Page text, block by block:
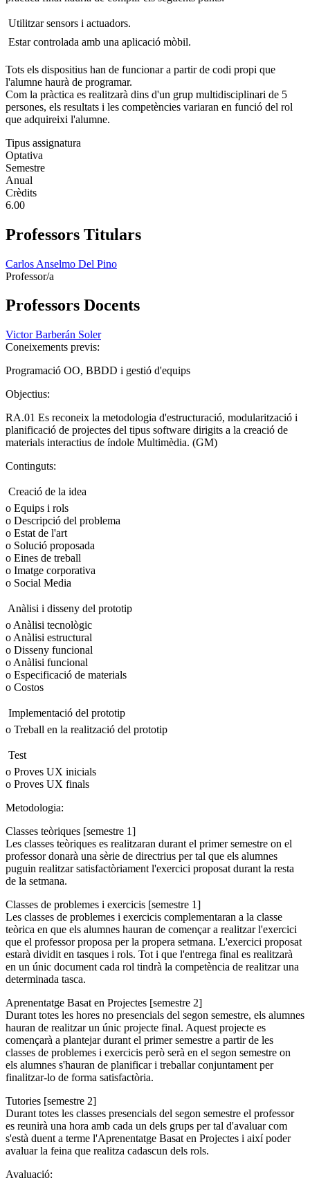
 Utilitzar sensors i actuadors.
 Estar controlada amb una aplicació mòbil.
Tots els dispositius han de funcionar a partir de codi propi que
l'alumne haurà de programar.
Com la pràctica es realitzarà dins d'un grup multidisciplinari de 5
persones, els resultats i les competències variaran en funció del rol
que adquireixi l'alumne.
Tipus assignatura
Optativa
Semestre
Anual
Crèdits
6.00
Professors Titulars
Carlos Anselmo Del Pino
Professor/a
Professors Docents
Victor Barberán Soler
Coneixements previs:
Programació OO, BBDD i gestió d'equips
Objectius:
RA.01 Es reconeix la metodologia d'estructuració, modularització i
planificació de projectes del tipus software dirigits a la creació de
materials interactius de índole Multimèdia. (GM)
Continguts:
 Creació de la idea
o Equips i rols
o Descripció del problema
o Estat de l'art
o Solució proposada
o Eines de treball
o Imatge corporativa
o Social Media
 Anàlisi i disseny del prototip
o Anàlisi tecnològic
o Anàlisi estructural
o Disseny funcional
o Anàlisi funcional
o Especificació de materials
o Costos
 Implementació del prototip
o Treball en la realització del prototip
 Test
o Proves UX inicials
o Proves UX finals
Metodologia:
Classes teòriques [semestre 1]
Les classes teòriques es realitzaran durant el primer semestre on el
professor donarà una sèrie de directrius per tal que els alumnes
puguin realitzar satisfactòriament l'exercici proposat durant la resta
de la setmana.
Classes de problemes i exercicis [semestre 1]
Les classes de problemes i exercicis complementaran a la classe
teòrica en que els alumnes hauran de començar a realitzar l'exercici
que el professor proposa per la propera setmana. L'exercici proposat
estarà dividit en tasques i rols. Tot i que l'entrega final es realitzarà
en un únic document cada rol tindrà la competència de realitzar una
determinada tasca.
Aprenentatge Basat en Projectes [semestre 2]
Durant totes les hores no presencials del segon semestre, els alumnes
hauran de realitzar un únic projecte final. Aquest projecte es
començarà a plantejar durant el primer semestre a partir de les
classes de problemes i exercicis però serà en el segon semestre on
els alumnes s'hauran de planificar i treballar conjuntament per
finalitzar-lo de forma satisfactòria.
Tutories [semestre 2]
Durant totes les classes presencials del segon semestre el professor
es reunirà una hora amb cada un dels grups per tal d'avaluar com
s'està duent a terme l'Aprenentatge Basat en Projectes i així poder
avaluar la feina que realitza cadascun dels rols.
Avaluació: